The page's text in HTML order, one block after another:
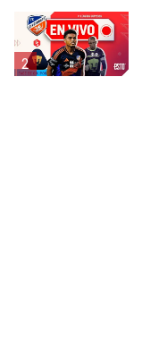
2